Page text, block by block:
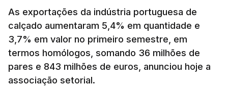
As exportações da indústria portuguesa de
calçado aumentaram 5,4% em quantidade e
3,7% em valor no primeiro semestre, em
termos homólogos, somando 36 milhões de
pares e 843 milhões de euros, anunciou hoje a
associação setorial.